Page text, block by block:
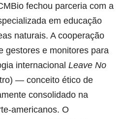
fechou parceria com a
em educação
naturais. A cooperação
gestores e monitores para
internacional Leave No
— conceito ético de
consolidado na
americanos. O